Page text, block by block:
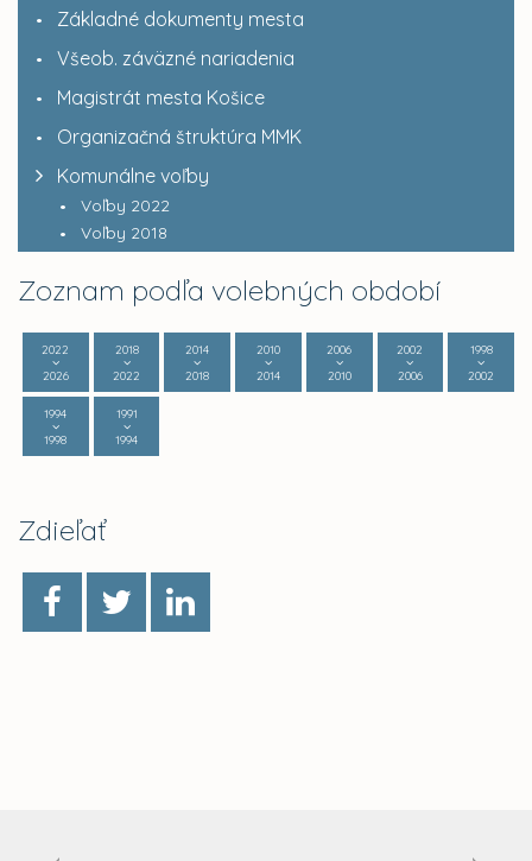
Základné dokumenty mesta
Všeob. záväzné nariadenia
Magistrát mesta Košice
Organizačná štruktúra MMK
Komunálne voľby
Voľby 2022
Voľby 2018
Zoznam podľa volebných období
2022
2026
2018
2022
2014
2018
2010
2014
2006
2010
2002
2006
1998
2002
1994
1998
1991
1994
Zdieľať